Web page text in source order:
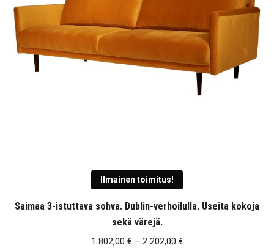
Ilmainen toimitus!
Saimaa 3-istuttava sohva. Dublin-verhoilulla. Useita kokoja
sekä värejä.
1 802,00 € – 2 202,00 €Hintaluokka: